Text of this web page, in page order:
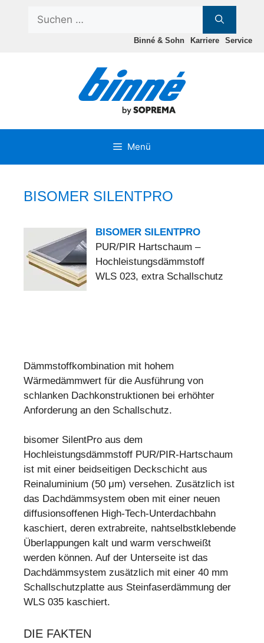
nach:
Binné & Sohn Karriere Service
Menü
BISOMER SILENTPRO
BISOMER SILENTPRO
PUR/PIR Hartschaum –
Hochleistungsdämmstoff
WLS 023, extra Schallschutz
Dämmstoffkombination mit hohem
Wärmedämmwert für die Ausführung von
schlanken Dachkonstruktionen bei erhöhter
Anforderung an den Schallschutz.
bisomer SilentPro aus dem
Hochleistungsdämmstoff PUR/PIR-Hartschaum
ist mit einer beidseitigen Deckschicht aus
Reinaluminium (50 μm) versehen. Zusätzlich ist
das Dachdämmsystem oben mit einer neuen
diffusionsoffenen High-Tech-Unterdachbahn
kaschiert, deren extrabreite, nahtselbstklebende
Überlappungen kalt und warm verschweißt
werden können. Auf der Unterseite ist das
Dachdämmsystem zusätzlich mit einer 40 mm
Schallschutzplatte aus Steinfaserdämmung der
WLS 035 kaschiert.
DIE FAKTEN